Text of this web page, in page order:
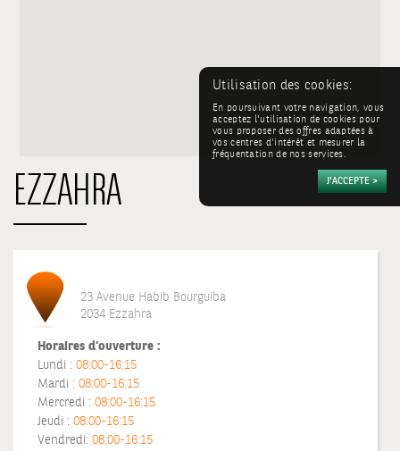
EZZAHRA
23 Avenue Habib Bourguiba
2034 Ezzahra
Horaires d'ouverture :
Lundi : 08:00-16:15
Mardi : 08:00-16:15
Mercredi : 08:00-16:15
Jeudi : 08:00-16:15
Vendredi: 08:00-16:15
Utilisation des cookies:
En poursuivant votre navigation, vous
acceptez l'utilisation de cookies pour
vous proposer des offres adaptées à
vos centres d'intérêt et mesurer la
fréquentation de nos services.